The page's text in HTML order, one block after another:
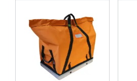
Ši svetainė naudoja
Naudojame slapukus
suasmeninti turinį,
srautą. Taip pat dalijamės
jūsų naudojimąsi mūsų